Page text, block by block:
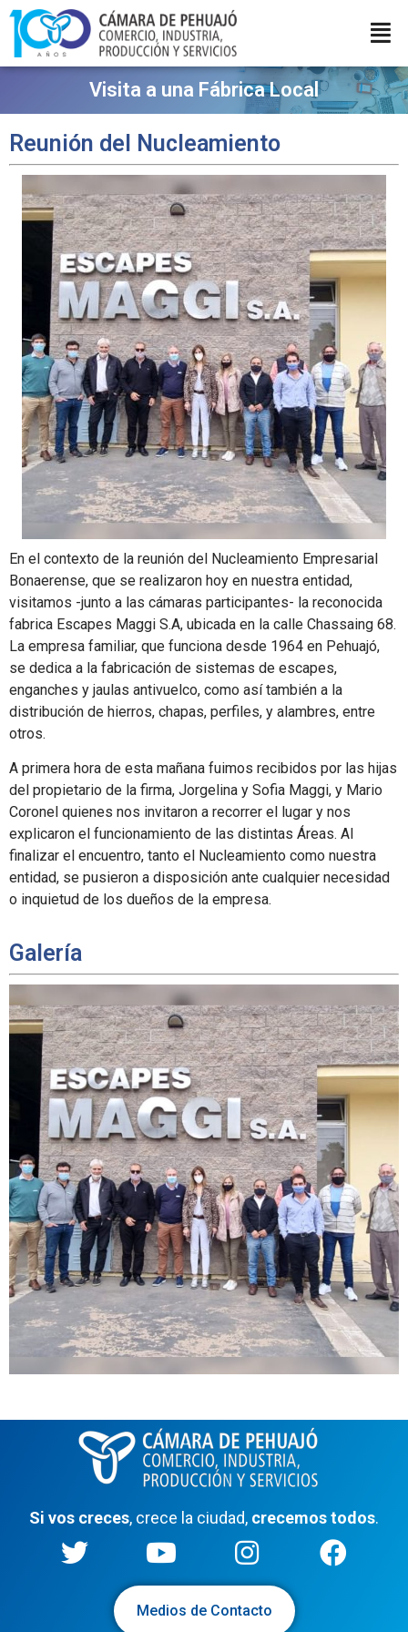
Visita a una Fábrica Local
Reunión del Nucleamiento
En el contexto de la reunión del Nucleamiento Empresarial
Bonaerense, que se realizaron hoy en nuestra entidad,
visitamos -junto a las cámaras participantes- la reconocida
fabrica Escapes Maggi S.A, ubicada en la calle Chassaing 68.
La empresa familiar, que funciona desde 1964 en Pehuajó,
se dedica a la fabricación de sistemas de escapes,
enganches y jaulas antivuelco, como así­ también a la
distribución de hierros, chapas, perfiles, y alambres, entre
otros.
A primera hora de esta mañana fuimos recibidos por las hijas
del propietario de la firma, Jorgelina y Sofia Maggi, y Mario
Coronel quienes nos invitaron a recorrer el lugar y nos
explicaron el funcionamiento de las distintas Áreas. Al
finalizar el encuentro, tanto el Nucleamiento como nuestra
entidad, se pusieron a disposición ante cualquier necesidad
o inquietud de los dueños de la empresa.
Galería
Si vos creces, crece la ciudad, crecemos todos.
Medios de Contacto